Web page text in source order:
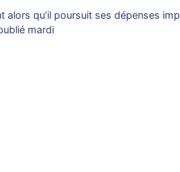
alors qu’il poursuit ses dépenses
mardi